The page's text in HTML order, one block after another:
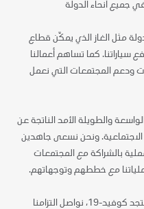
جميع أنحاء الدولة
مثل الغاز الذي يمكّن قطاع
سياراتنا. كما تساهم أعمالنا
ودعم المجتمعات التي نعمل
والطويلة الأمد الناتجة عن
الاجتماعية. ونحن نسعى جاهدين
بالشراكة مع المجتمعات
مع خططهم وتوجهاتهم.
واستجابةً لتداعيات فيروس كورونا المستجد كوفيد-19، نواصل التزامنا